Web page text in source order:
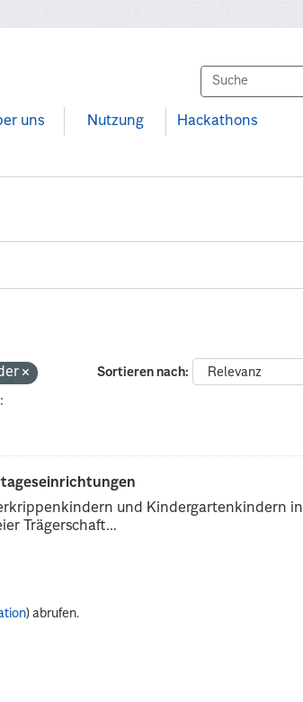
uns Nutzung Hackathons
Sortieren nach
und Kindergartenkindern in
Trägerschaft...
) abrufen.